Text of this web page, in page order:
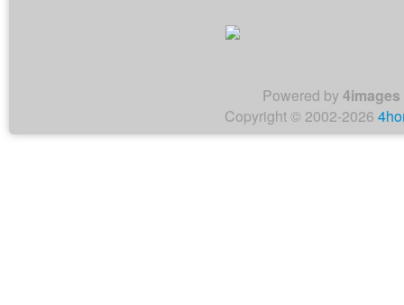
Powered by4images
Copyright © 2002-2026